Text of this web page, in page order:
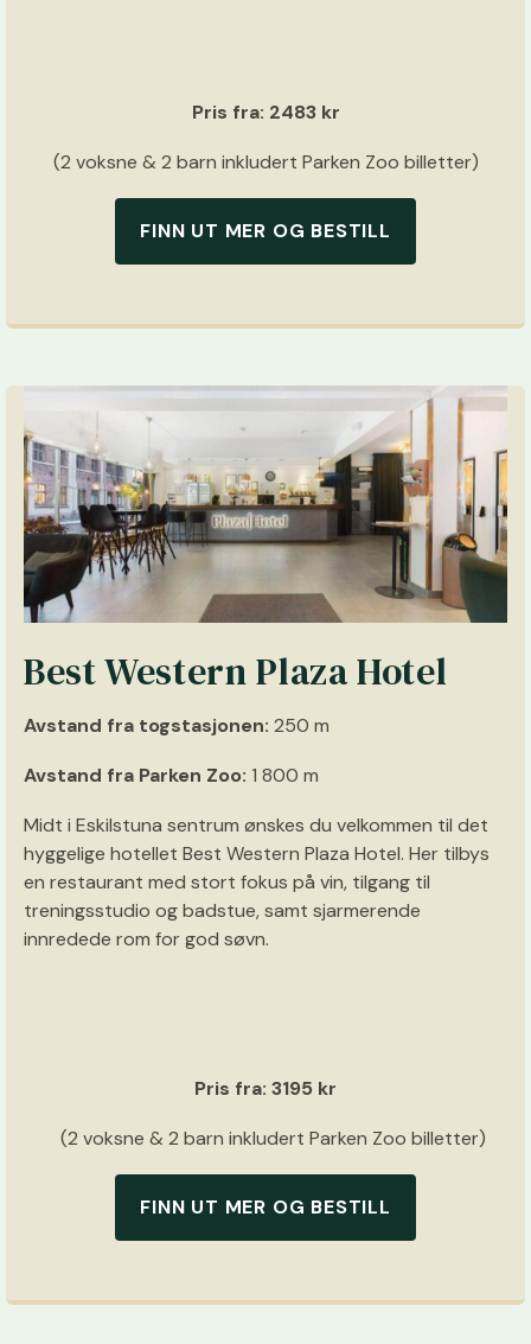
Pris fra: 2483 kr
(2 voksne & 2 barn inkludert Parken Zoo billetter)
FINN UT MER OG BESTILL
Best Western Plaza Hotel
Avstand fra togstasjonen: 250 m
Avstand fra Parken Zoo: 1 800 m
Midt i Eskilstuna sentrum ønskes du velkommen til det
hyggelige hotellet Best Western Plaza Hotel. Her tilbys
en restaurant med stort fokus på vin, tilgang til
treningsstudio og badstue, samt sjarmerende
innredede rom for god søvn.
Pris fra: 3195 kr
(2 voksne & 2 barn inkludert Parken Zoo billetter)
FINN UT MER OG BESTILL